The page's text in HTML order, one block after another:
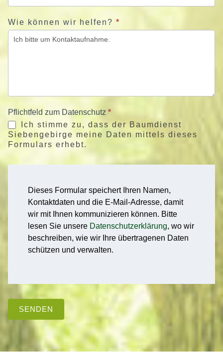
Wie können wir helfen? *
Pflichtfeld zum Datenschutz *
Ich stimme zu, dass der Baumdienst
Siebengebirge meine Daten mittels dieses
Formulars erhebt.
Dieses Formular speichert Ihren Namen,
Kontaktdaten und die E-Mail-Adresse, damit
wir mit Ihnen kommunizieren können. Bitte
lesen Sie unsere Datenschutzerklärung, wo wir
beschreiben, wie wir Ihre übertragenen Daten
schützen und verwalten.
SENDEN